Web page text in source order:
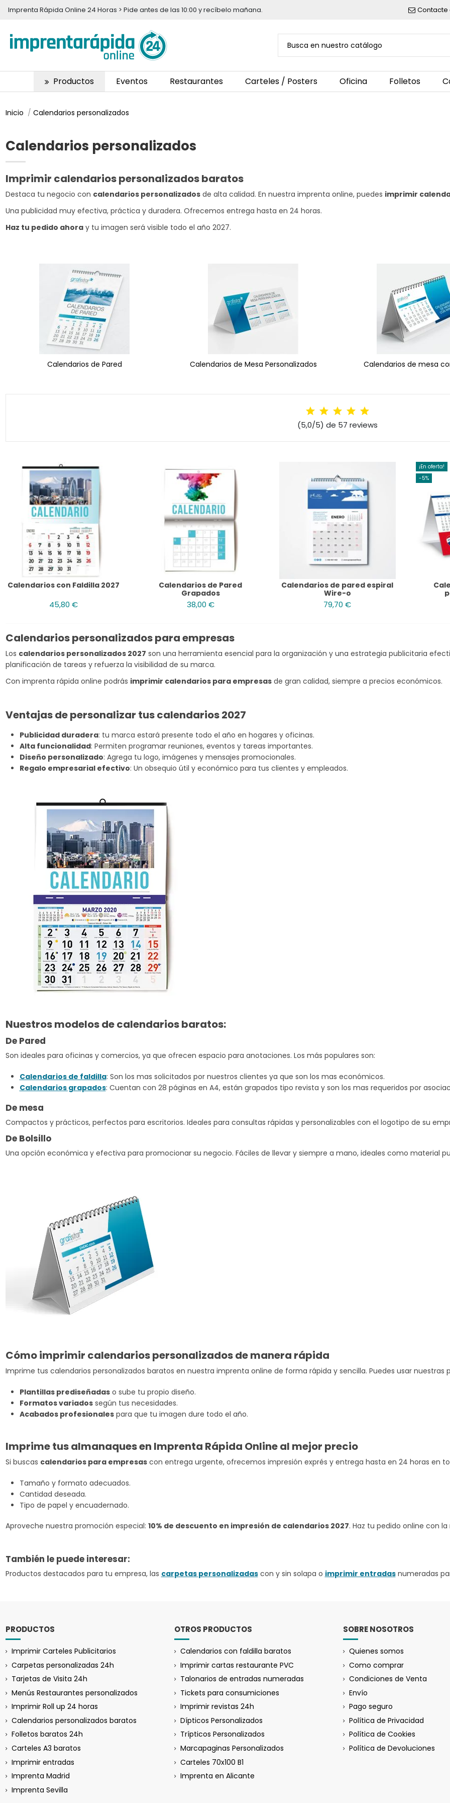
Imprenta Rápida Online 24 Horas > Pide antes de las 10:00 y recíbelo mañana. Contacte
Productos Eventos Restaurantes Carteles / Posters Oficina Folletos
Inicio Calendarios personalizados
Calendarios personalizados
Imprimir calendarios personalizados baratos
Destaca tu negocio con calendarios personalizadosde alta calidad. En nuestra imprenta online, puedes imprimir
Una publicidad muy efectiva, práctica y duradera. Ofrecemos entrega hasta en 24 horas.
Haz tu pedido ahoray tu imagen será visible todo el año 2027.
Calendarios de Pared Calendarios de Mesa Personalizados Calendarios de mesa
(5,0/5) de 57 reviews
Calendarios con Faldilla 2027
45,80 €
Calendarios de Pared
Grapados
38,00 €
Calendarios de pared espiral
Wire-o
79,70 €
¡En oferta!
-5%
Calendarios personalizados para empresas
Los calendarios personalizados 2027 son una herramienta esencial para la organización y una estrategia publicitaria
planificación de tareas y refuerza la visibilidad de su marca.
Con imprenta rápida online podrás imprimir calendarios para empresasde gran calidad, siempre a precios económicos.
Ventajas de personalizar tus calendarios 2027
Publicidad duradera: tu marca estará presente todo el año en hogares y oficinas.
Alta funcionalidad: Permiten programar reuniones, eventos y tareas importantes.
Diseño personalizado: Agrega tu logo, imágenes y mensajes promocionales.
Regalo empresarial efectivo: Un obsequio útil y económico para tus clientes y empleados.
Nuestros modelos de calendarios baratos:
De Pared
Son ideales para oficinas y comercios, ya que ofrecen espacio para anotaciones. Los más populares son:
Calendarios de faldilla: Son los mas solicitados por nuestros clientes ya que son los mas económicos.
Calendarios grapados: Cuentan con 28 páginas en A4, están grapados tipo revista y son los mas requeridos por
De mesa
Compactos y prácticos, perfectos para escritorios. Ideales para consultas rápidas y personalizables con el logotipo de su
De Bolsillo
Una opción económica y efectiva para promocionar su negocio. Fáciles de llevar y siempre a mano, ideales como material
Cómo imprimir calendarios personalizados de manera rápida
Imprime tus calendarios personalizados baratos en nuestra imprenta online de forma rápida y sencilla. Puedes usar nuestras
Plantillas prediseñadaso sube tu propio diseño.
Formatos variadossegún tus necesidades.
Acabados profesionalespara que tu imagen dure todo el año.
Imprime tus almanaques en Imprenta Rápida Online al mejor precio
Si buscas calendarios para empresascon entrega urgente, ofrecemos impresión exprés y entrega hasta en 24 horas en
Tamaño y formato adecuados.
Cantidad deseada.
Tipo de papel y encuadernado.
Aproveche nuestra promoción especial: 10% de descuento en impresión de calendarios 2027. Haz tu pedido online con
También le puede interesar:
Productos destacados para tu empresa, las carpetas personalizadascon y sin solapa o imprimir entradasnumeradas
PRODUCTOS
Imprimir Carteles Publicitarios
Carpetas personalizadas 24h
Tarjetas de Visita 24h
Menús Restaurantes personalizados
Imprimir Roll up 24 horas
Calendarios personalizados baratos
Folletos baratos 24h
Carteles A3 baratos
Imprimir entradas
Imprenta Madrid
Imprenta Sevilla
OTROS PRODUCTOS
Calendarios con faldilla baratos
Imprimir cartas restaurante PVC
Talonarios de entradas numeradas
Tickets para consumiciones
Imprimir revistas 24h
Dípticos Personalizados
Trípticos Personalizados
Marcapaginas Personalizados
Carteles 70x100 B1
Imprenta en Alicante
SOBRE NOSOTROS
Quienes somos
Como comprar
Condiciones de Venta
Envío
Pago seguro
Política de Privacidad
Política de Cookies
Política de Devoluciones